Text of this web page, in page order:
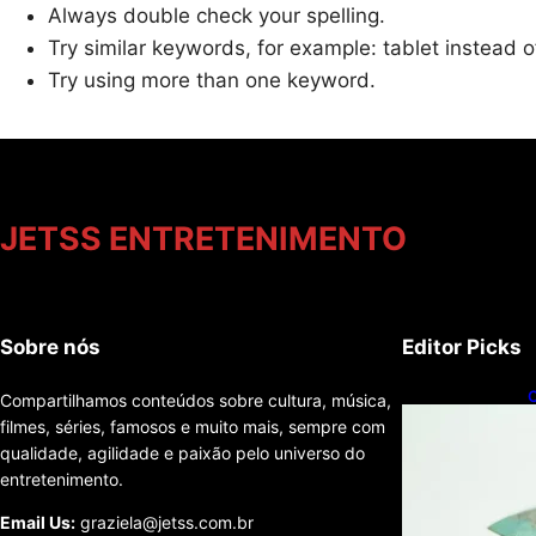
Always double check your spelling.
Try similar keywords, for example: tablet instead
Try using more than one keyword.
JETSS ENTRETENIMENTO
Sobre nós
Compartilhamos conteúdos sobre cultura, música,
filmes, séries, famosos e muito mais, sempre com
qualidade, agilidade e paixão pelo universo do
entretenimento.
Email Us: graziela@jetss.com.br
Editor Picks